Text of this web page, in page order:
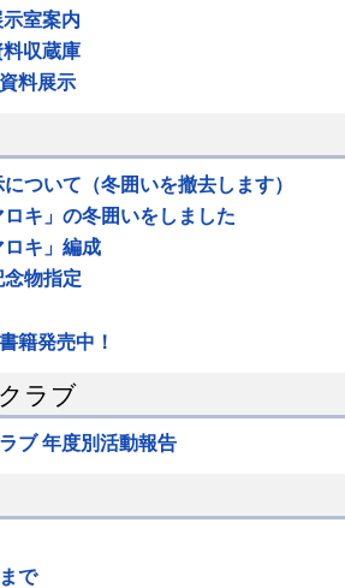
室案内
収蔵庫
料展示
ついて（冬囲いを撤去します）
キ」の冬囲いをしました
キ」編成
物指定
籍発売中！
ラブ
ブ 年度別活動報告
で